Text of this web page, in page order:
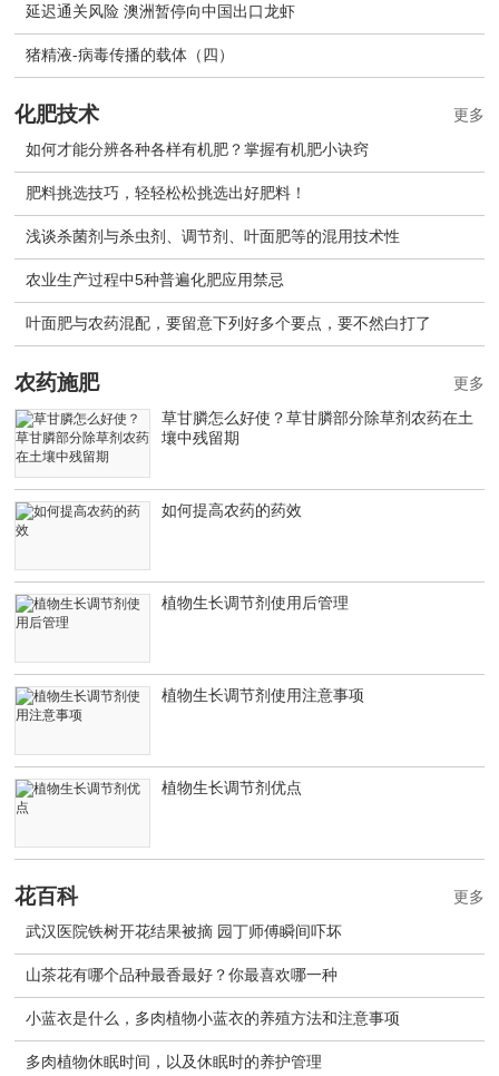
延迟通关风险 澳洲暂停向中国出口龙虾
猪精液-病毒传播的载体（四）
化肥技术
如何才能分辨各种各样有机肥？掌握有机肥小诀窍
肥料挑选技巧，轻轻松松挑选出好肥料！
浅谈杀菌剂与杀虫剂、调节剂、叶面肥等的混用技术性
农业生产过程中5种普遍化肥应用禁忌
叶面肥与农药混配，要留意下列好多个要点，要不然白打了
更多
农药施肥
草甘膦怎么好使？草甘膦部分除草剂农药在土
壤中残留期
如何提高农药的药效
植物生长调节剂使用后管理
植物生长调节剂使用注意事项
植物生长调节剂优点
更多
花百科
武汉医院铁树开花结果被摘 园丁师傅瞬间吓坏
山茶花有哪个品种最香最好？你最喜欢哪一种
小蓝衣是什么，多肉植物小蓝衣的养殖方法和注意事项
多肉植物休眠时间，以及休眠时的养护管理
更多